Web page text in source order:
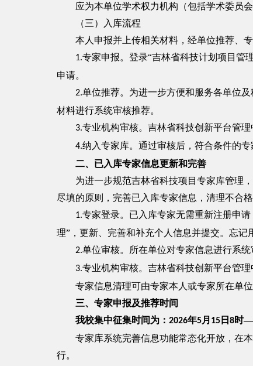
应为本单位学术权力机构（包括学术委员会
（三）入库流程
本人申报并上传相关材料，经单位推荐、专
1.专家申报。登录“吉林省科技计划项目管
申请。
2.单位推荐。为进一步方便和服务各单位
材料进行系统审核推荐。
3.专业机构审核。吉林省科技创新平台管
4.纳入专家库。通过审核后，符合条件的专
二、已入库专家信息更新和完善
为进一步规范吉林省科技项目专家库管理，
尽填的原则，完善已入库专家信息，清理不合格
1.专家登录。已入库专家无需重新注册申
理”，更新、完善和补充个人信息并提交。忘记
2.单位审核。所在单位对专家信息进行系
3.专业机构审核。吉林省科技创新平台管理
专家信息清理可由专家本人或专家所在单位
三、专家申报及推荐时间
我校集中征集时间为： 2026年5月 15 日 8时—
专家库系统完善信息功能常态化开放，在本
行。